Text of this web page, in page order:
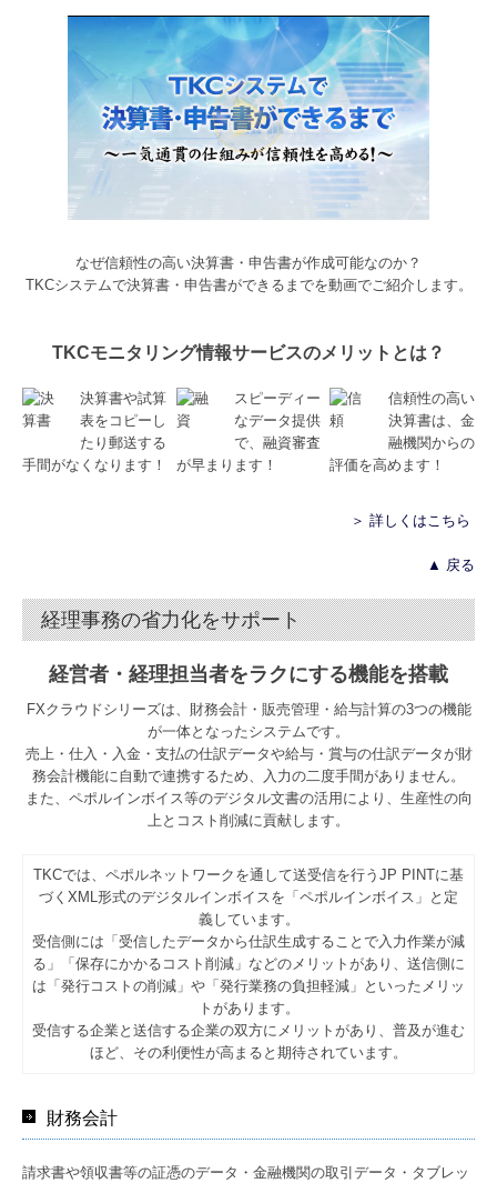
なぜ信頼性の高い決算書・申告書が作成可能なのか？
TKCシステムで決算書・申告書ができるまでを動画でご紹介します。
TKCモニタリング情報サービスのメリットとは？
決算書や試算
表をコピーし
たり郵送する
手間がなくなります！
スピーディー
なデータ提供
で、融資審査
が早まります！
信頼性の高い
決算書は、金
融機関からの
評価を高めます！
＞ 詳しくはこちら
▲ 戻る
経理事務の省力化をサポート
経営者・経理担当者をラクにする機能を搭載
FXクラウドシリーズは、財務会計・販売管理・給与計算の3つの機能
が一体となったシステムです。
売上・仕入・入金・支払の仕訳データや給与・賞与の仕訳データが財
務会計機能に自動で連携するため、入力の二度手間がありません。
また、ペポルインボイス等のデジタル文書の活用により、生産性の向
上とコスト削減に貢献します。
TKCでは、ペポルネットワークを通して送受信を行うJP PINTに基
づくXML形式のデジタルインボイスを「ペポルインボイス」と定
義しています。
受信側には「受信したデータから仕訳生成することで入力作業が減
る」「保存にかかるコスト削減」などのメリットがあり、送信側に
は「発行コストの削減」や「発行業務の負担軽減」といったメリッ
トがあります。
受信する企業と送信する企業の双方にメリットがあり、普及が進む
ほど、その利便性が高まると期待されています。
財務会計
請求書や領収書等の証憑のデータ・金融機関の取引データ・タブレッ